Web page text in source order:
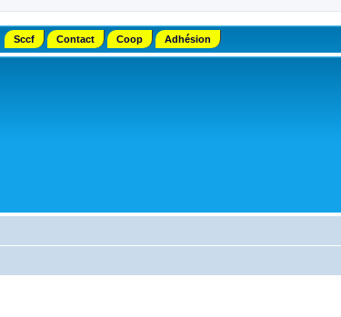
Sccf Contact Coop Adhésion